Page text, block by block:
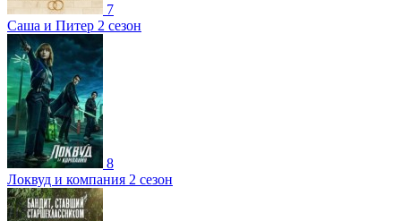
7
Саша и Питер 2 сезон
8
Локвуд и компания 2 сезон